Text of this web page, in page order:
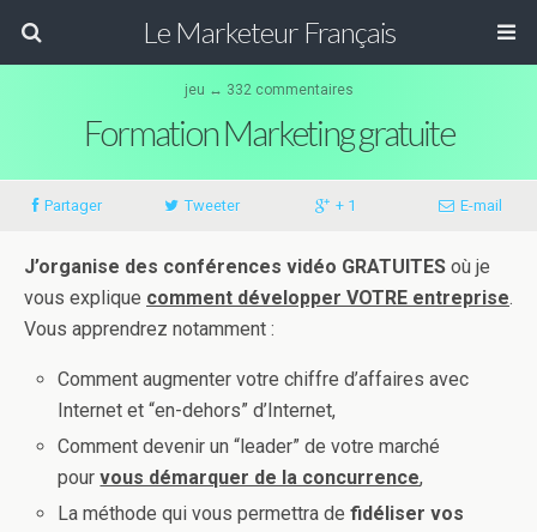
Le Marketeur Français
jeu ↔ 332 commentaires
Formation Marketing gratuite
Partager Tweeter + 1 E-mail
J’organise des conférences vidéo GRATUITES où je
vous explique comment développer VOTRE entreprise.
Vous apprendrez notamment :
Comment augmenter votre chiffre d’affaires avec
Internet et “en-dehors” d’Internet,
Comment devenir un “leader” de votre marché
pourvous démarquer de la concurrence,
La méthode qui vous permettra defidéliser vos